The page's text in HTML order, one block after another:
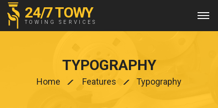
24/7 TOWY
TOWING SERVICES
TYPOGRAPHY
Home Features Typography